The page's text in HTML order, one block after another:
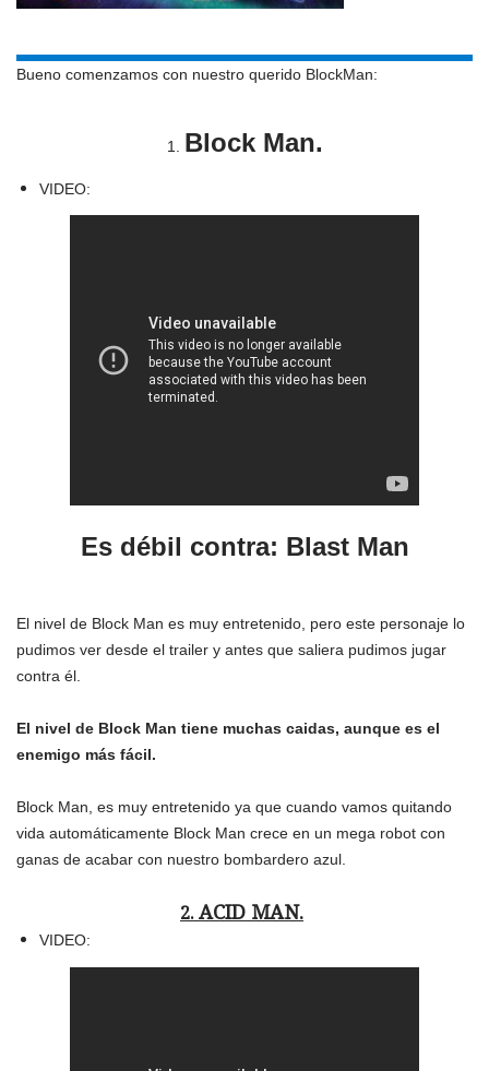
Bueno comenzamos con nuestro querido BlockMan:
1. Block Man.
VIDEO:
Es débil contra: Blast Man
El nivel de Block Man es muy entretenido, pero este personaje lo
pudimos ver desde el trailer y antes que saliera pudimos jugar
contra él.
El nivel de Block Man tiene muchas caidas, aunque es el
enemigo más fácil.
Block Man, es muy entretenido ya que cuando vamos quitando
vida automáticamente Block Man crece en un mega robot con
ganas de acabar con nuestro bombardero azul.
2.ACID MAN.
VIDEO: